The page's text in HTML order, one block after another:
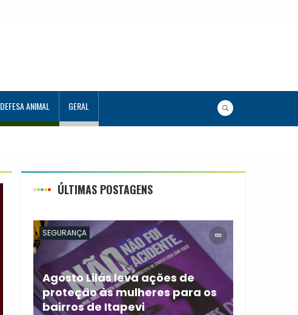
DEFESA ANIMAL GERAL
ÚLTIMAS POSTAGENS
SEGURANÇA
Agosto Lilás leva ações de
proteção às mulheres para os
bairros de Itapevi